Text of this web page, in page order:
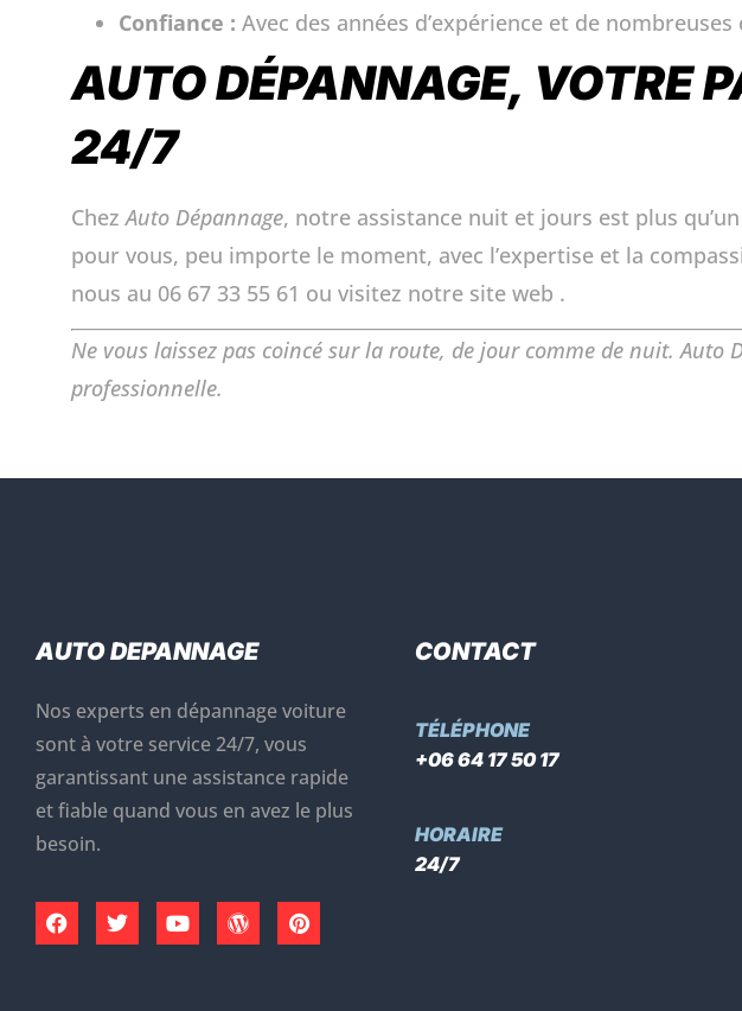
Confiance : Avec des années d’expérience et de
AUTO DÉPANNAGE, VOTRE
24/7
Chez Auto Dépannage, notre assistance nuit et jours est plus
pour vous, peu importe le moment, avec l’expertise et la
nous au 06 67 33 55 61 ou visitez notre site web .
Ne vous laissez pas coincé sur la route, de jour comme de nuit.
professionnelle.
AUTO DEPANNAGE
Nos experts en dépannage voiture
sont à votre service 24/7, vous
garantissant une assistance rapide
et fiable quand vous en avez le plus
besoin.
CONTACT
TÉLÉPHONE
+06 64 17 50 17
HORAIRE
24/7